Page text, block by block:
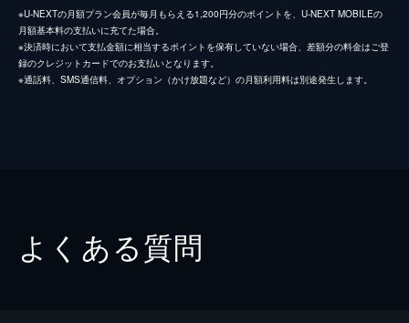
※U-NEXTの月額プラン会員が毎月もらえる1,200円分のポイントを、U-NEXT MOBILEの
月額基本料の支払いに充てた場合。
※決済時において支払金額に相当するポイントを保有していない場合、差額分の料金はご登
録のクレジットカードでのお支払いとなります。
※通話料、SMS通信料、オプション（かけ放題など）の月額利用料は別途発生します。
よくある質問